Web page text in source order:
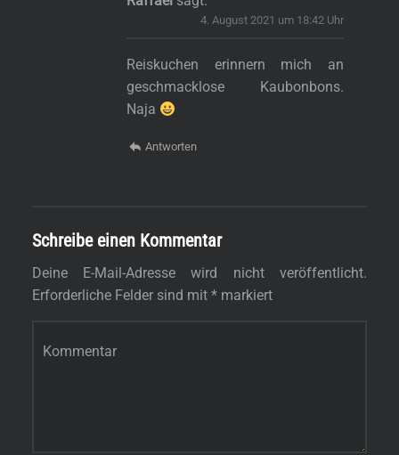
4. August 2021 um 18:42 Uhr
Reiskuchen erinnern mich an
geschmacklose Kaubonbons.
Naja
Antworten
Schreibe einen Kommentar
Deine E-Mail-Adresse wird nicht veröffentlicht.
Erforderliche Felder sind mit *markiert